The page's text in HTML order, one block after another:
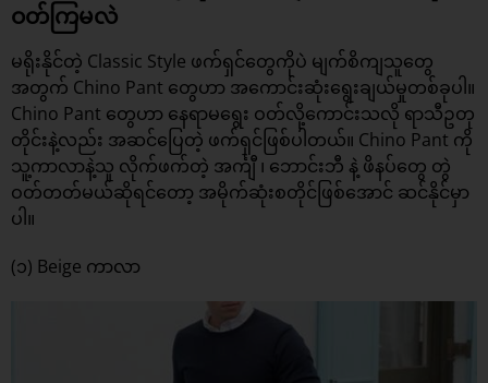
ဝတ်ကြမလဲ
မရိုးနိုင်တဲ့ Classic Style ဖက်ရှင်တွေကိုပဲ မျက်စိကျသူတွေ
အတွက် Chino Pant တွေဟာ အကောင်းဆုံးရွေးချယ်မှုတစ်ခုပါ။
Chino Pant တွေဟာ နေရာမရွေး ဝတ်လို့ကောင်းသလို ရာသီဥတု
တိုင်းနဲ့လည်း အဆင်ပြေတဲ့ ဖက်ရှင်ဖြစ်ပါတယ်။ Chino Pant ကို
သူ့ကာလာနဲ့သူ လိုက်ဖက်တဲ့ အင်္ကျီ ၊ ဘောင်းဘီ နဲ့ ဖိနပ်တွေ တွဲ
ဝတ်တတ်မယ်ဆိုရင်တော့ အမိုက်ဆုံးစတိုင်ဖြစ်အောင် ဆင်နိုင်မှာ
ပါ။
(၁) Beige ကာလာ